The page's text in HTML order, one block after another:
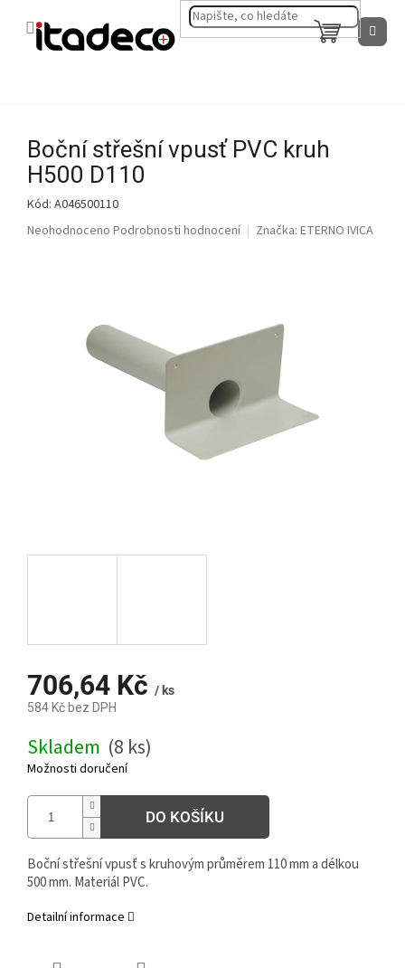
NÁKUPNÍ
KOŠÍK
Boční střešní vpusť PVC kruh
H500 D110
Kód: A046500110
Průměrné
Neohodnoceno Podrobnosti hodnocení Značka: ETERNO IVICA
706,64 Kč / ks
584 Kč bez DPH
cena:
Skladem (8 ks)
Možnosti doručení
DO KOŠÍKU
Boční střešní vpusť s kruhovým průměrem 110 mm a délkou
500 mm. Materiál PVC.
Detailní informace